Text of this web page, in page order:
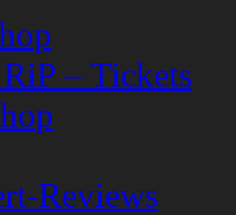
– Tickets
Reviews